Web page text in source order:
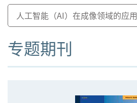
人工智能（AI）在成像领域的应用
专题期刊